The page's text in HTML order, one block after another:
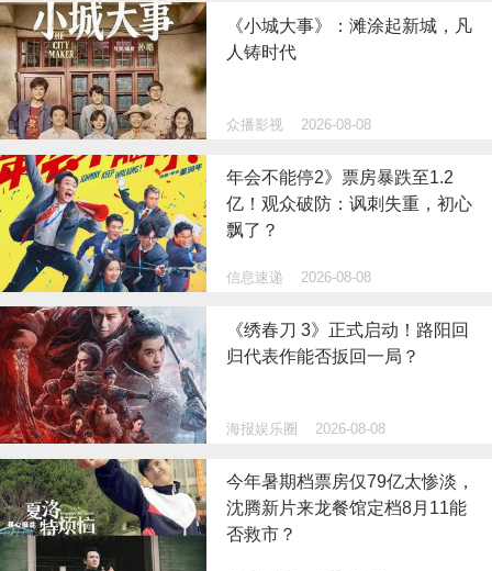
《小城大事》：滩涂起新城，凡
人铸时代
众播影视 2026-08-08
年会不能停2》票房暴跌至1.2
亿！观众破防：讽刺失重，初心
飘了？
信息速递 2026-08-08
《绣春刀 3》正式启动！路阳回
归代表作能否扳回一局？
海报娱乐圈 2026-08-08
今年暑期档票房仅79亿太惨淡，
沈腾新片来龙餐馆定档8月11能
否救市？